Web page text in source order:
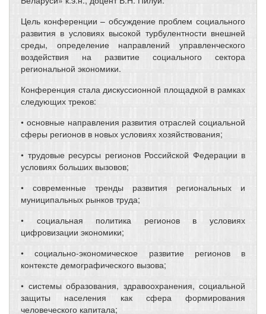
Цель конференции – обсуждение проблем социального
развития в условиях высокой турбулентности внешней
среды, определение направлений управленческого
воздействия на развитие социального сектора
региональной экономики.
Конференция стала дискуссионной площадкой в рамках
следующих треков:
• основные направления развития отраслей социальной
сферы регионов в новых условиях хозяйствования;
• трудовые ресурсы регионов Российской Федерации в
условиях больших вызовов;
• современные тренды развития региональных и
муниципальных рынков труда;
• социальная политика регионов в условиях
цифровизации экономики;
• социально-экономическое развитие регионов в
контексте демографического вызова;
• системы образования, здравоохранения, социальной
защиты населения как сфера формирования
человеческого капитала;